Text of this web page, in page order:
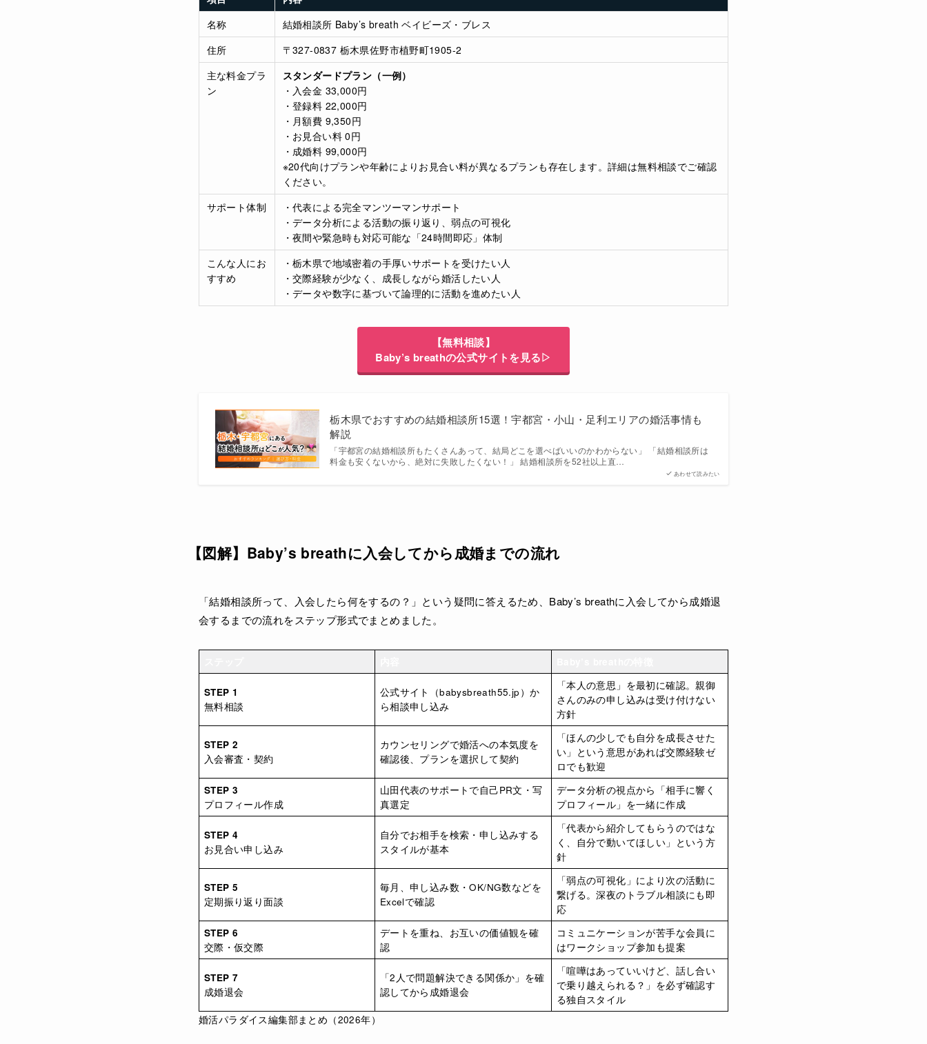
名称
結婚相談所 Baby’s breath ベイビーズ・ブレス
住所
〒327-0837 栃木県佐野市植野町1905-2
主な料金プラ
ン
スタンダードプラン（一例）
・入会金 33,000円
・登録料 22,000円
・月額費 9,350円
・お見合い料 0円
・成婚料 99,000円
※20代向けプランや年齢によりお見合い料が異なるプランも存在します。詳細は無料相談でご確認
ください。
サポート体制
・代表による完全マンツーマンサポート
・データ分析による活動の振り返り、弱点の可視化
・夜間や緊急時も対応可能な「24時間即応」体制
こんな人にお
すすめ
・栃木県で地域密着の手厚いサポートを受けたい人
・交際経験が少なく、成長しながら婚活したい人
・データや数字に基づいて論理的に活動を進めたい人
【無料相談】
Baby’s breathの公式サイトを見る▷
あわせて読みたい
栃木県でおすすめの結婚相談所15選！宇都宮・小山・足利エリアの婚活事情も
解説
「宇都宮の結婚相談所もたくさんあって、結局どこを選べばいいのかわからない」 「結婚相談所は
料金も安くないから、絶対に失敗したくない！」 結婚相談所を52社以上直…
【図解】Baby’s breathに入会してから成婚までの流れ
「結婚相談所って、入会したら何をするの？」という疑問に答えるため、Baby’s breathに入会してから成婚退
会するまでの流れをステップ形式でまとめました。
STEP 1
無料相談
公式サイト（babysbreath55.jp）か
ら相談申し込み
「本人の意思」を最初に確認。親御
さんのみの申し込みは受け付けない
方針
STEP 2
入会審査・契約
カウンセリングで婚活への本気度を
確認後、プランを選択して契約
「ほんの少しでも自分を成長させた
い」という意思があれば交際経験ゼ
ロでも歓迎
STEP 3
プロフィール作成
山田代表のサポートで自己PR文・写
真選定
データ分析の視点から「相手に響く
プロフィール」を一緒に作成
STEP 4
お見合い申し込み
自分でお相手を検索・申し込みする
スタイルが基本
「代表から紹介してもらうのではな
く、自分で動いてほしい」という方
針
STEP 5
定期振り返り面談
毎月、申し込み数・OK/NG数などを
Excelで確認
「弱点の可視化」により次の活動に
繋げる。深夜のトラブル相談にも即
応
STEP 6
交際・仮交際
デートを重ね、お互いの価値観を確
認
コミュニケーションが苦手な会員に
はワークショップ参加も提案
STEP 7
成婚退会
「2人で問題解決できる関係か」を確
認してから成婚退会
「喧嘩はあっていいけど、話し合い
で乗り越えられる？」を必ず確認す
る独自スタイル
婚活パラダイス編集部まとめ（2026年）